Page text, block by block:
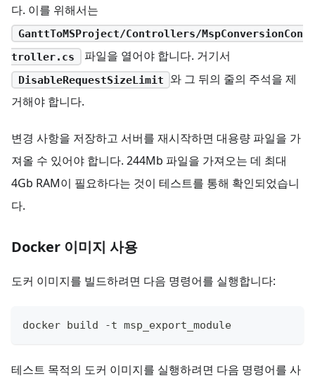
다. 이를 위해서는
GanttToMSProject/Controllers/MspConversionCon
troller.cs
파일을 열어야 합니다. 거기서
DisableRequestSizeLimit
와 그 뒤의 줄의 주석을 제
거해야 합니다.
변경 사항을 저장하고 서버를 재시작하면 대용량 파일을 가
져올 수 있어야 합니다. 244Mb 파일을 가져오는 데 최대
4Gb RAM이 필요하다는 것이 테스트를 통해 확인되었습니
다.
Docker 이미지 사용
도커 이미지를 빌드하려면 다음 명령어를 실행합니다:
docker build -t msp_export_module
테스트 목적의 도커 이미지를 실행하려면 다음 명령어를 사